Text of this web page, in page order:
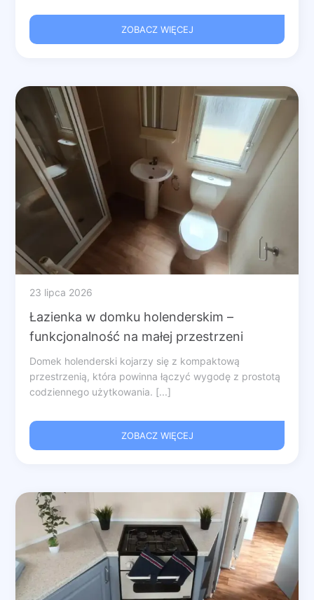
ZOBACZ WIĘCEJ
23 lipca 2026
Łazienka w domku holenderskim –
funkcjonalność na małej przestrzeni
Domek holenderski kojarzy się z kompaktową
przestrzenią, która powinna łączyć wygodę z prostotą
codziennego użytkowania. [...]
ZOBACZ WIĘCEJ